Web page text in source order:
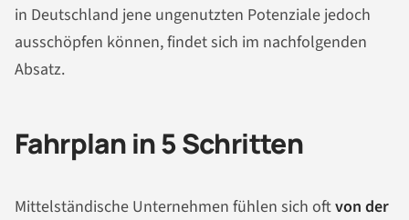
in Deutschland jene ungenutzten Potenziale jedoch
ausschöpfen können, findet sich im nachfolgenden
Absatz.
Fahrplan in 5 Schritten
Mittelständische Unternehmen fühlen sich oftvon der